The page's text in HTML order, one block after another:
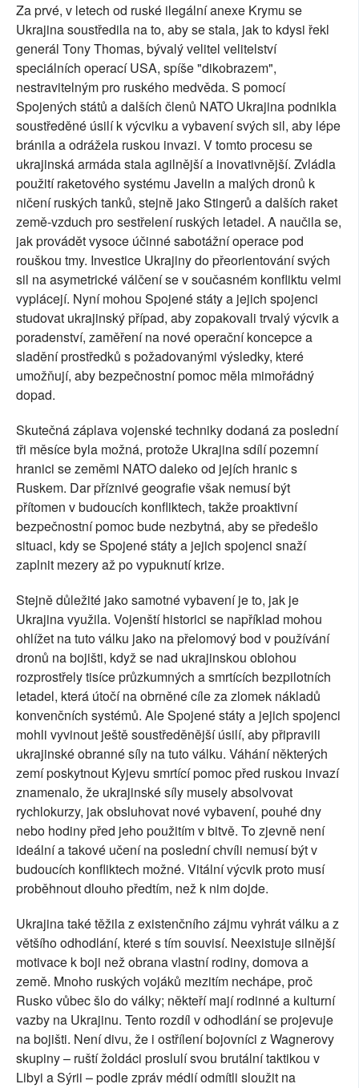
Za prvé, v letech od ruské ilegální anexe Krymu se
Ukrajina soustředila na to, aby se stala, jak to kdysi řekl
generál Tony Thomas, bývalý velitel velitelství
speciálních operací USA, spíše "dikobrazem",
nestravitelným pro ruského medvěda. S pomocí
Spojených států a dalších členů NATO Ukrajina podnikla
soustředěné úsilí k výcviku a vybavení svých sil, aby lépe
bránila a odrážela ruskou invazi. V tomto procesu se
ukrajinská armáda stala agilnější a inovativnější. Zvládla
použití raketového systému Javelin a malých dronů k
ničení ruských tanků, stejně jako Stingerů a dalších raket
země-vzduch pro sestřelení ruských letadel. A naučila se,
jak provádět vysoce účinné sabotážní operace pod
rouškou tmy. Investice Ukrajiny do přeorientování svých
sil na asymetrické válčení se v současném konfliktu velmi
vyplácejí. Nyní mohou Spojené státy a jejich spojenci
studovat ukrajinský případ, aby zopakovali trvalý výcvik a
poradenství, zaměření na nové operační koncepce a
sladění prostředků s požadovanými výsledky, které
umožňují, aby bezpečnostní pomoc měla mimořádný
dopad.
Skutečná záplava vojenské techniky dodaná za poslední
tři měsíce byla možná, protože Ukrajina sdílí pozemní
hranici se zeměmi NATO daleko od jejích hranic s
Ruskem. Dar příznivé geografie však nemusí být
přítomen v budoucích konfliktech, takže proaktivní
bezpečnostní pomoc bude nezbytná, aby se předešlo
situaci, kdy se Spojené státy a jejich spojenci snaží
zaplnit mezery až po vypuknutí krize.
Stejně důležité jako samotné vybavení je to, jak je
Ukrajina využila. Vojenští historici se například mohou
ohlížet na tuto válku jako na přelomový bod v používání
dronů na bojišti, když se nad ukrajinskou oblohou
rozprostřely tisíce průzkumných a smrtících bezpilotních
letadel, která útočí na obrněné cíle za zlomek nákladů
konvenčních systémů. Ale Spojené státy a jejich spojenci
mohli vyvinout ještě soustředěnější úsilí, aby připravili
ukrajinské obranné síly na tuto válku. Váhání některých
zemí poskytnout Kyjevu smrtící pomoc před ruskou invazí
znamenalo, že ukrajinské síly musely absolvovat
rychlokurzy, jak obsluhovat nové vybavení, pouhé dny
nebo hodiny před jeho použitím v bitvě. To zjevně není
ideální a takové učení na poslední chvíli nemusí být v
budoucích konfliktech možné. Vitální výcvik proto musí
proběhnout dlouho předtím, než k nim dojde.
Ukrajina také těžila z existenčního zájmu vyhrát válku a z
většího odhodlání, které s tím souvisí. Neexistuje silnější
motivace k boji než obrana vlastní rodiny, domova a
země. Mnoho ruských vojáků mezitím nechápe, proč
Rusko vůbec šlo do války; někteří mají rodinné a kulturní
vazby na Ukrajinu. Tento rozdíl v odhodlání se projevuje
na bojišti. Není divu, že i ostřílení bojovníci z Wagnerovy
skupiny – ruští žoldáci proslulí svou brutální taktikou v
Libyi a Sýrii – podle zpráv médií odmítli sloužit na